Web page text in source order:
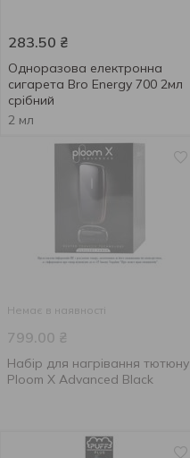
283.50 ₴
Одноразова електронна
сигарета Bro Energy 700 2мл
срібний
2 мл
Немає в наявності
799.00 ₴
Набір для нагрівання тютюну
Ploom X Advanced Black